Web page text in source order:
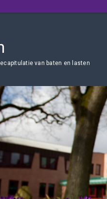
van baten en lasten